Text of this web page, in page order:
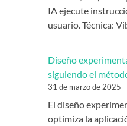
IA ejecute
usuario. Técnica:
Diseño
siguiendo el
31 de marzo de 2025
El diseño
optimiza la